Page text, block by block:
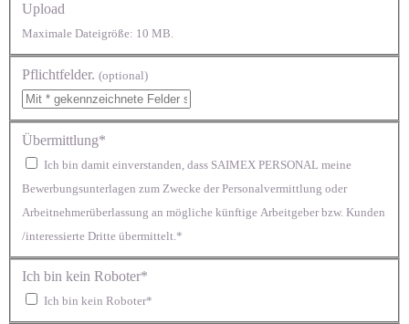
Upload
Maximale Dateigröße: 10 MB.
Pflichtfelder. (optional)
Übermittlung*
Ich bin damit einverstanden, dass SAIMEX PERSONAL meine
Bewerbungsunterlagen zum Zwecke der Personalvermittlung oder
Arbeitnehmerüberlassung an mögliche künftige Arbeitgeber bzw. Kunden
/interessierte Dritte übermittelt.*
Ich bin kein Roboter*
Ich bin kein Roboter*